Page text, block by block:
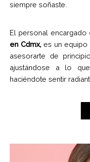
siempre soñaste.
El personal
en Cdmx, es un equipo
asesorarte de
ajustándose a lo
haciéndote sentir